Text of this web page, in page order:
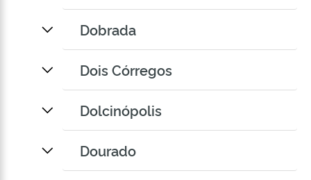
Dobrada
Dois Córregos
Dolcinópolis
Dourado